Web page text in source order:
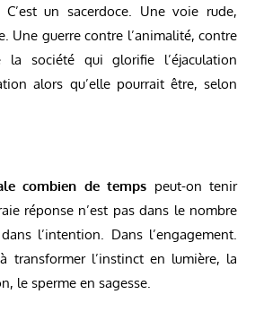
un sacerdoce. Une voie rude,
Une guerre contre l’animalité, contre
la société qui glorifie l’éjaculation
alors qu’elle pourrait être, selon
combien de temps peut-on tenir
réponse n’est pas dans le nombre
l’intention. Dans l’engagement.
transformer l’instinct en lumière, la
le sperme en sagesse.